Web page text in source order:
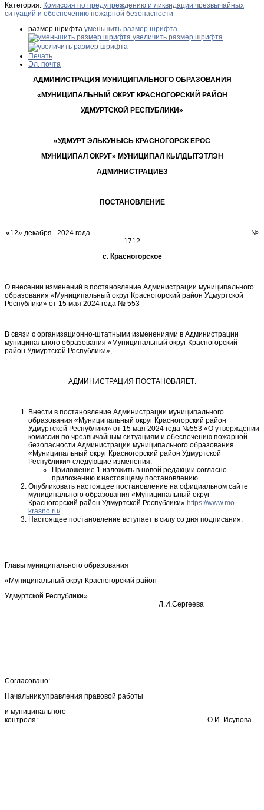
Категория: Комиссия по предупреждению и ликвидации чрезвычайных
ситуаций и обеспечению пожарной безопасности
размер шрифта уменьшить размер шрифта
увеличить размер шрифта
Печать
Эл. почта
АДМИНИСТРАЦИЯ МУНИЦИПАЛЬНОГО ОБРАЗОВАНИЯ
«МУНИЦИПАЛЬНЫЙ ОКРУГ КРАСНОГОРСКИЙ РАЙОН
УДМУРТСКОЙ РЕСПУБЛИКИ»
«УДМУРТ ЭЛЬКУНЫСЬ КРАСНОГОРСК ЁРОС
МУНИЦИПАЛ ОКРУГ» МУНИЦИПАЛ КЫЛДЫТЭТЛЭН
АДМИНИСТРАЦИЕЗ
ПОСТАНОВЛЕНИЕ
«12» декабря 2024 года №
1712
с. Красногорское
О внесении изменений в постановление Администрации муниципального
образования «Муниципальный округ Красногорский район Удмуртской
Республики» от 15 мая 2024 года № 553
В связи с организационно-штатными изменениями в Администрации
муниципального образования «Муниципальный округ Красногорский
район Удмуртской Республики»,
АДМИНИСТРАЦИЯ ПОСТАНОВЛЯЕТ:
Внести в постановление Администрации муниципального
образования «Муниципальный округ Красногорский район
Удмуртской Республики» от 15 мая 2024 года №553 «О утверждении
комиссии по чрезвычайным ситуациям и обеспечению пожарной
безопасности Администрации муниципального образования
«Муниципальный округ Красногорский район Удмуртской
Республики» следующие изменения:
Приложение 1 изложить в новой редакции согласно
приложению к настоящему постановлению.
Опубликовать настоящее постановление на официальном сайте
муниципального образования «Муниципальный округ
Красногорский район Удмуртской Республики» https://www.mo-
krasno.ru/.
Настоящее постановление вступает в силу со дня подписания.
Главы муниципального образования
«Муниципальный округ Красногорский район
Удмуртской Республики»
Л.И.Сергеева
Согласовано:
Начальник управления правовой работы
и муниципального
контроля: О.И. Исупова